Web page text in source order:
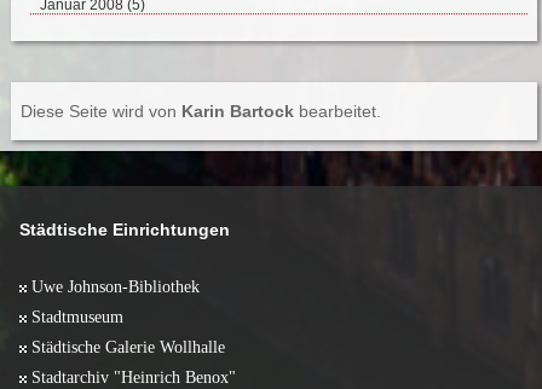
Januar 2008 (5)
Diese Seite wird von Karin Bartockbearbeitet.
Städtische Einrichtungen
Uwe Johnson-Bibliothek
Stadtmuseum
Städtische Galerie Wollhalle
Stadtarchiv "Heinrich Benox"